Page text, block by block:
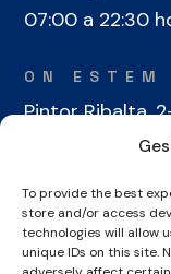
To provide the best
store and/or access
technologies will allow
unique IDs on this site.
07:00 a 22:30
ON ESTEM
Pintor Ribalta,
08028
CONTACTE
+34 934 486